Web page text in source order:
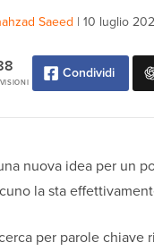
Saeed | 10 luglio
Condividi
nuova idea per un
la sta
per parole chiave